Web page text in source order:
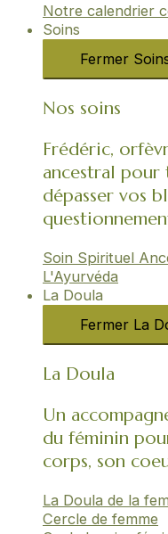
Notre calendrier
Soins
Fermer
Nos soins
Frédéric,
ancestral pour
dépasser vos
Soin Spirituel
L'Ayurvéda​
La Doula
Fermer La
La Doula
Un
du féminin
corps, son
La Doula de la
Cercle de femme​